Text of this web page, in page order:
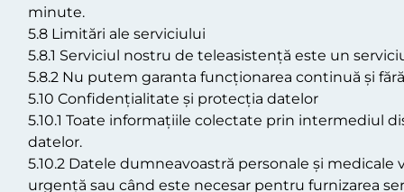
minute.
5.8 Limitări ale serviciului
5.8.1 Serviciul nostru de teleasistență este un
5.8.2 Nu putem garanta funcționarea continuă și
5.10 Confidențialitate și protecția datelor
5.10.1 Toate informațiile colectate prin intermediul
datelor.
5.10.2 Datele dumneavoastră personale și
urgență sau când este necesar pentru furnizarea